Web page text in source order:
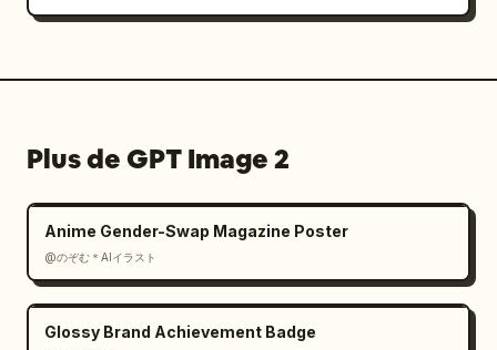
Plus de GPT Image 2
Anime Gender-Swap Magazine Poster
@のぞむ＊AIイラスト
Glossy Brand Achievement Badge